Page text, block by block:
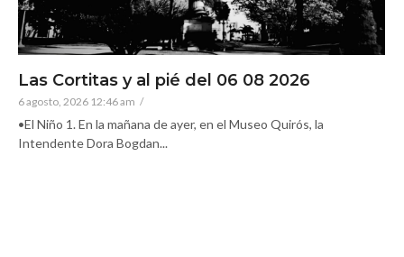
Las Cortitas y al pié del 06 08 2026
6 agosto, 2026 12:46 am /
•El Niño 1. En la mañana de ayer, en el Museo Quirós, la
Intendente Dora Bogdan...